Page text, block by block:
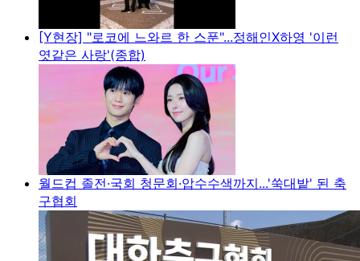
[Y현장] "로코에 느와르 한 스푼"...정해인X하영 '이런
엿같은 사랑'(종합)
월드컵 졸전·국회 청문회·압수수색까지...'쑥대밭' 된 축
구협회